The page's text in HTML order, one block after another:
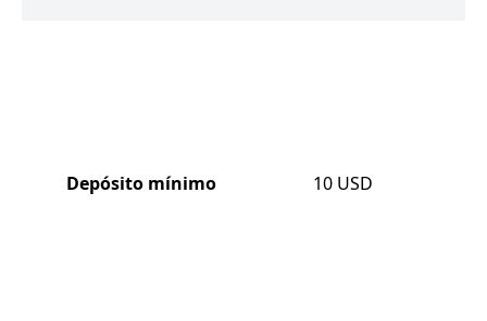
Depósito mínimo 10 USD